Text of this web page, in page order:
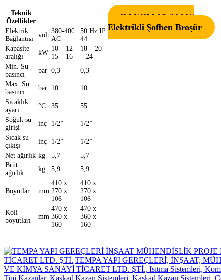
Teknik
Özellikler
Elektrik
Bağlantısı
volt
380-400
AC
50 Hz IP
44
Kapasite
aralığı
kW
10 – 12 –
15 – 16
18 – 20
– 24
Min. Su
basıncı
bar 0,3
0,3
Max. Su
basıncı
bar 10
10
Sıcaklık
ayarı
°C 35
55
Soğuk su
girişi
inç 1/2”
1/2”
Sıcak su
çıkışı
inç 1/2”
1/2”
Net ağırlık kg 5,7
5,7
Brüt
ağırlık
kg 5,9 5,9
Boyutlar mm
410 x
270 x
106
410 x
270 x
106
Koli
boyutları
mm
470 x
360 x
160
470 x
360 x
160
DAXOM 10-24 kW
Elektrikli Şofben Broşür